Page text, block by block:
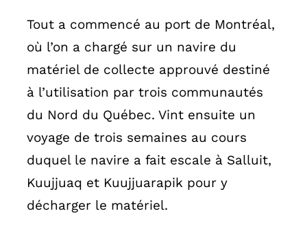
Tout a commencé au port de Montréal,
où l’on a chargé sur un navire du
matériel de collecte approuvé destiné
à l’utilisation par trois communautés
du Nord du Québec. Vint ensuite un
voyage de trois semaines au cours
duquel le navire a fait escale à Salluit,
Kuujjuaq et Kuujjuarapik pour y
décharger le matériel.